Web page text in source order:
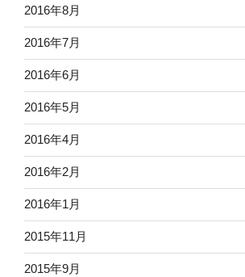
2016年8月
2016年7月
2016年6月
2016年5月
2016年4月
2016年2月
2016年1月
2015年11月
2015年9月